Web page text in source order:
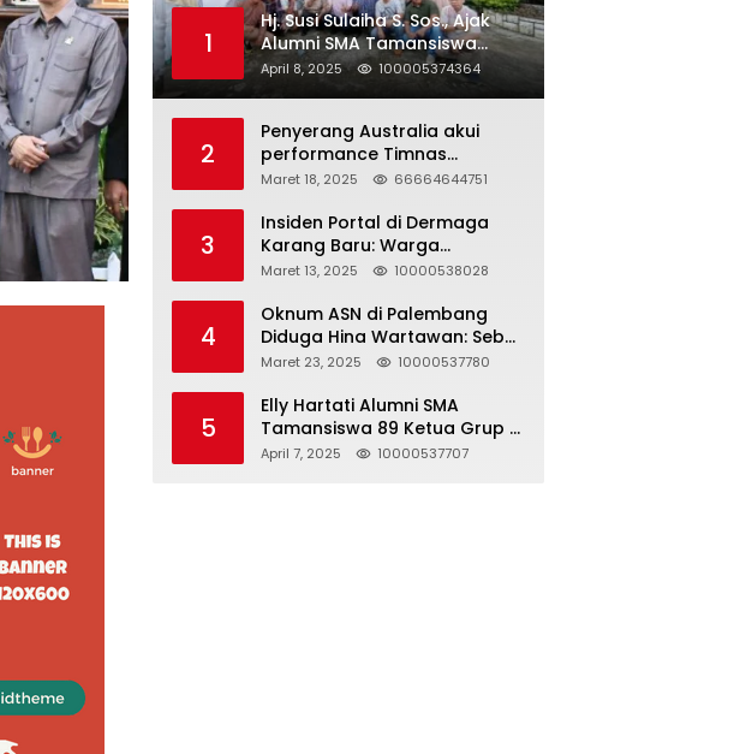
1
Hj. Susi Sulaiha S. Sos., Ajak
Alumni SMA Tamansiswa
Palembang Angkatan 91 Halal
Bihalal
April 8, 2025 100005374364
2
Penyerang Australia akui
performance Timnas
Indonesia
Maret 18, 2025 66664644751
3
Insiden Portal di Dermaga
Karang Baru: Warga
Klarifikasi dan Kritik
Akurat
Maret 13, 2025 10000538028
4
Oknum ASN di Palembang
Diduga Hina Wartawan: Sebut
Profesi Jurnalis Hanya
Berujung Dugaan
Pelanggaran UU ITE!
Maret 23, 2025 10000537780
5
Elly Hartati Alumni SMA
Tamansiswa 89 Ketua Grup S
4 Laksanakan Giat
April 7, 2025 10000537707